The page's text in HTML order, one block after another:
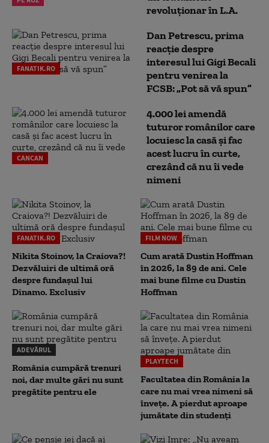
revoluționar în L.A.
FANATIK.RO
Dan Petrescu, prima
reacție despre
interesul lui Gigi Becali
pentru venirea la
FCSB: „Pot să vă spun”
CANCAN
4.000 lei amendă
tuturor românilor care
locuiesc la casă și fac
acest lucru în curte,
crezând că nu îi vede
nimeni
FANATIK.RO
Nikita Stoinov, la Craiova?!
Dezvăluiri de ultimă oră
despre fundașul lui
Dinamo. Exclusiv
FILM NOW
Cum arată Dustin Hoffman
în 2026, la 89 de ani. Cele
mai bune filme cu Dustin
Hoffman
ADEVĂRUL
România cumpără trenuri
noi, dar multe gări nu sunt
pregătite pentru ele
PLAYTECH
Facultatea din România la
care nu mai vrea nimeni să
înveţe. A pierdut aproape
jumătate din studenţi